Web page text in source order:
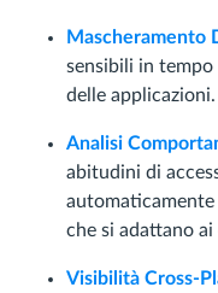
Mascheramento
sensibili in
delle applicazioni.
Analisi
abitudini di
che si adattano
Visibilità Cross-